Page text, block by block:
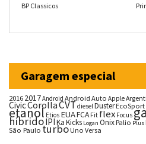
BP Classicos
Garagem especial
20162017Android Android Auto Apple
CivicCorollaCVTdiesel DusterEcoSport
etanol Etios EUAFCA Fit flex Focus
híbridoIPIKaKicks Logan OnixPalio Plus
São Paulo turboUno Versa